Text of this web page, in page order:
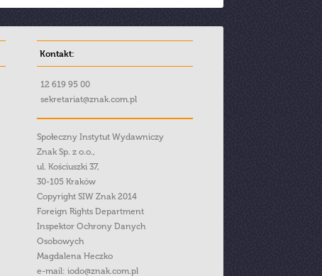
Kontakt:
12 619 95 00
sekretariat@znak.com.pl
Społeczny Instytut Wydawniczy
Znak Sp. z o.o.,
ul. Kościuszki 37,
30-105 Kraków
Copyright SIW Znak 2014
Foreign Rights Department
Inspektor Ochrony Danych
Osobowych
Magdalena Heczko
e-mail: iodo@znak.com.pl